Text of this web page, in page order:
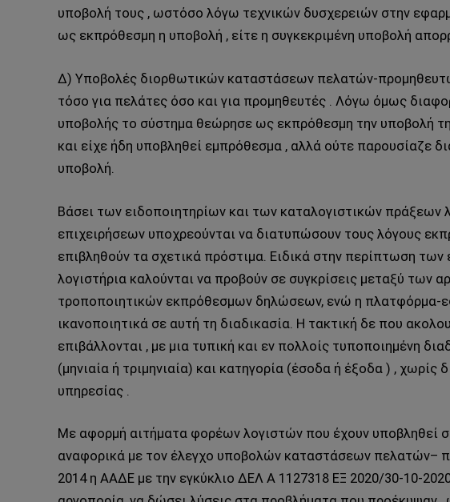
υποβολή τους , ωστόσο λόγω τεχνικών δυσχερειών στην
ως εκπρόθεσμη η υποβολή , είτε η συγκεκριμένη υποβολή
Δ) Υποβολές διορθωτικών καταστάσεων πελατών-
τόσο για πελάτες όσο και για προμηθευτές . Λόγω όμως
υποβολής το σύστημα θεώρησε ως εκπρόθεσμη την υποβολή
και είχε ήδη υποβληθεί εμπρόθεσμα , αλλά ούτε παρουσίαζε
υποβολή.
Βάσει των ειδοποιητηρίων και των καταλογιστικών πράξεων
επιχειρήσεων υποχρεούνται να διατυπώσουν τους λόγους
επιβληθούν τα σχετικά πρόστιμα. Ειδικά στην περίπτωση
λογιστήρια καλούνται να προβούν σε συγκρίσεις μεταξύ των
τροποποιητικών εκπρόθεσμων δηλώσεων, ενώ η πλατφόρμα-
ικανοποιητικά σε αυτή τη διαδικασία. Η τακτική δε που
επιβάλλονται , με μια τυπική και εν πολλοίς τυποποιημένη
(μηνιαία ή τριμηνιαία) και κατηγορία (έσοδα ή έξοδα ) , χωρίς
υπηρεσίας .
Με αφορμή αιτήματα φορέων λογιστών που έχουν υποβληθεί
αναφορικά με τον έλεγχο υποβολών καταστάσεων πελατών–
2014 η ΑΑΔΕ με την εγκύκλιο ΔΕΛ Α 1127318 ΕΞ 2020/30-10-